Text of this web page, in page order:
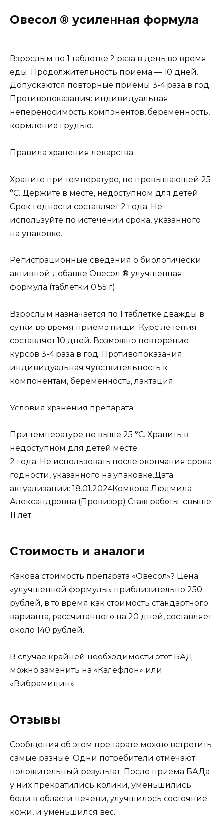
Овесол ® усиленная формула
Взрослым по 1 таблетке 2 раза в день во время
еды. Продолжительность приема — 10 дней.
Допускаются повторные приемы 3-4 раза в год.
Противопоказания: индивидуальная
непереносимость компонентов, беременность,
кормление грудью.
Правила хранения лекарства
Храните при температуре, не превышающей 25
°C. Держите в месте, недоступном для детей.
Срок годности составляет 2 года. Не
используйте по истечении срока, указанного
на упаковке.
Регистрационные сведения о биологически
активной добавке Овесол ® улучшенная
формула (таблетки 0.55 г)
Взрослым назначается по 1 таблетке дважды в
сутки во время приема пищи. Курс лечения
составляет 10 дней. Возможно повторение
курсов 3-4 раза в год. Противопоказания:
индивидуальная чувствительность к
компонентам, беременность, лактация.
Условия хранения препарата
При температуре не выше 25 °C. Хранить в
недоступном для детей месте.
2 года. Не использовать после окончания срока
годности, указанного на упаковке.Дата
актуализации: 18.01.2024Комкова Людмила
Александровна (Провизор) Стаж работы: свыше
11 лет
Стоимость и аналоги
Какова стоимость препарата «Овесол»? Цена
«улучшенной формулы» приблизительно 250
рублей, в то время как стоимость стандартного
варианта, рассчитанного на 20 дней, составляет
около 140 рублей.
В случае крайней необходимости этот БАД
можно заменить на «Калефлон» или
«Вибрамицин».
Отзывы
Сообщения об этом препарате можно встретить
самые разные. Одни потребители отмечают
положительный результат. После приема БАДа
у них прекратились колики, уменьшились
боли в области печени, улучшилось состояние
кожи, и уменьшился вес.